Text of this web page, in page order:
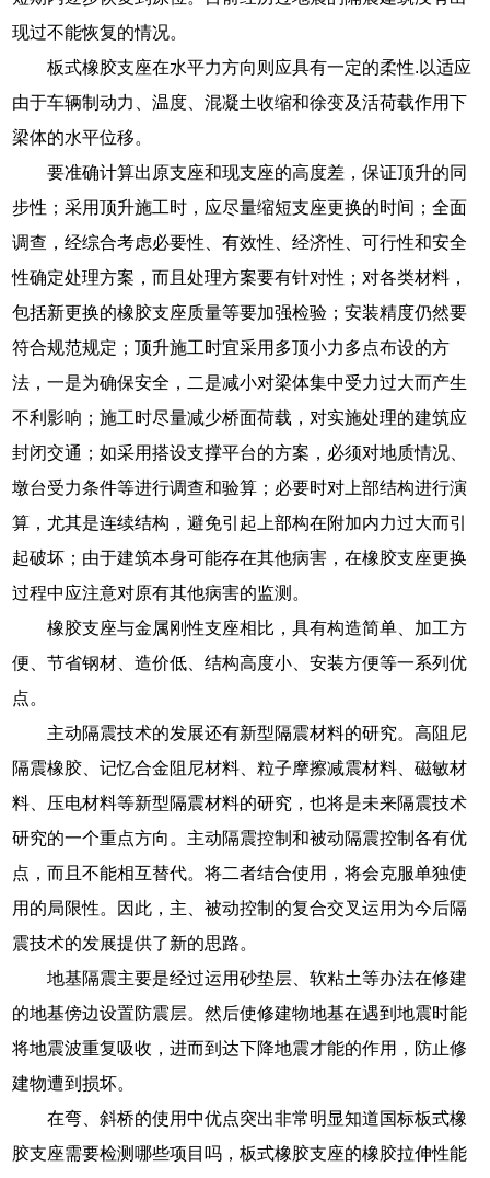
现过不能恢复的情况。
板式橡胶支座在水平力方向则应具有一定的柔性.以适应
由于车辆制动力、温度、混凝土收缩和徐变及活荷载作用下
梁体的水平位移。
要准确计算出原支座和现支座的高度差，保证顶升的同
步性；采用顶升施工时，应尽量缩短支座更换的时间；全面
调查，经综合考虑必要性、有效性、经济性、可行性和安全
性确定处理方案，而且处理方案要有针对性；对各类材料，
包括新更换的橡胶支座质量等要加强检验；安装精度仍然要
符合规范规定；顶升施工时宜采用多顶小力多点布设的方
法，一是为确保安全，二是减小对梁体集中受力过大而产生
不利影响；施工时尽量减少桥面荷载，对实施处理的建筑应
封闭交通；如采用搭设支撑平台的方案，必须对地质情况、
墩台受力条件等进行调查和验算；必要时对上部结构进行演
算，尤其是连续结构，避免引起上部构在附加内力过大而引
起破坏；由于建筑本身可能存在其他病害，在橡胶支座更换
过程中应注意对原有其他病害的监测。
橡胶支座与金属刚性支座相比，具有构造简单、加工方
便、节省钢材、造价低、结构高度小、安装方便等一系列优
点。
主动隔震技术的发展还有新型隔震材料的研究。高阻尼
隔震橡胶、记忆合金阻尼材料、粒子摩擦减震材料、磁敏材
料、压电材料等新型隔震材料的研究，也将是未来隔震技术
研究的一个重点方向。主动隔震控制和被动隔震控制各有优
点，而且不能相互替代。将二者结合使用，将会克服单独使
用的局限性。因此，主、被动控制的复合交叉运用为今后隔
震技术的发展提供了新的思路。
地基隔震主要是经过运用砂垫层、软粘土等办法在修建
的地基傍边设置防震层。然后使修建物地基在遇到地震时能
将地震波重复吸收，进而到达下降地震才能的作用，防止修
建物遭到损坏。
在弯、斜桥的使用中优点突出非常明显知道国标板式橡
胶支座需要检测哪些项目吗，板式橡胶支座的橡胶拉伸性能